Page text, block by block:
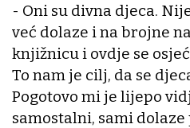
- Oni su divna djeca.
već dolaze i na brojne
knjižnicu i ovdje se
To nam je cilj, da se
Pogotovo mi je lijepo
samostalni, sami